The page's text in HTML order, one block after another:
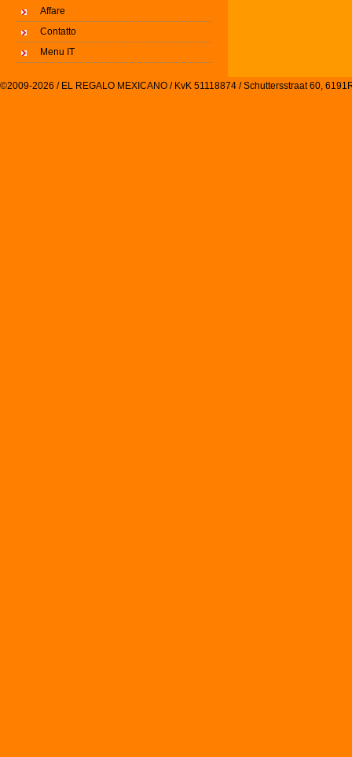
Affare
Contatto
Menu IT
©2009-2026 / EL REGALO MEXICANO / KvK 51118874 / Schuttersstraat 60,